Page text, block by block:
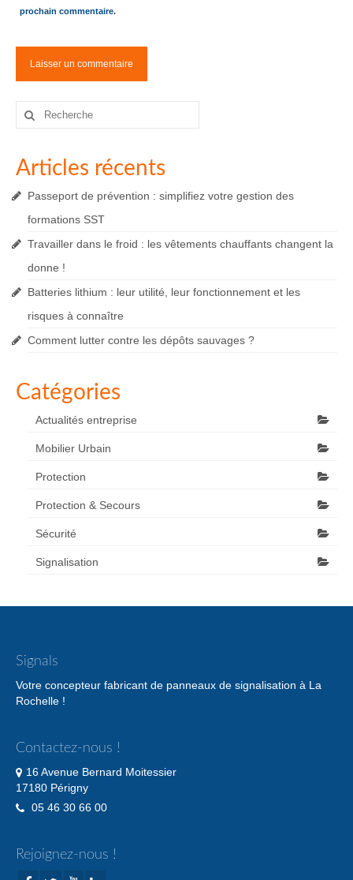
prochain commentaire.
Rechercher
Articles récents
Passeport de prévention : simplifiez votre gestion des
formations SST
Travailler dans le froid : les vêtements chauffants changent la
donne !
Batteries lithium : leur utilité, leur fonctionnement et les
risques à connaître
Comment lutter contre les dépôts sauvages ?
Catégories
Actualités entreprise
Mobilier Urbain
Protection
Protection & Secours
Sécurité
Signalisation
Signals
Votre concepteur fabricant de panneaux de signalisation à La
Rochelle !
Contactez-nous !
16 Avenue Bernard Moitessier
17180 Périgny
05 46 30 66 00
Rejoignez-nous !